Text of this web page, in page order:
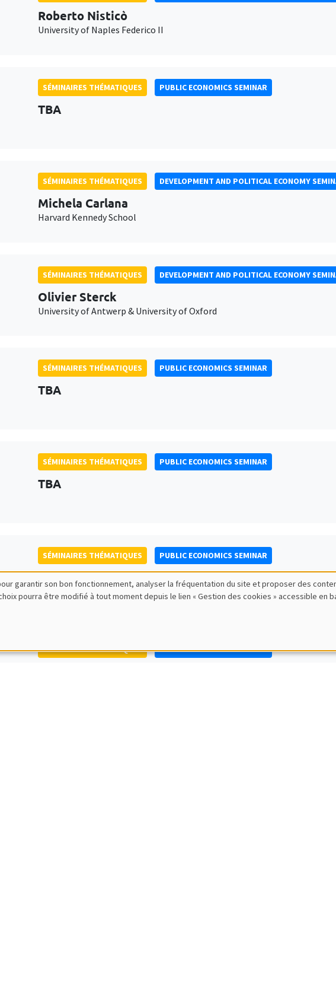
Roberto Nisticò
University of Naples Federico II
SÉMINAIRES THÉMATIQUES PUBLIC ECONOMICS SEMINAR
TBA
SÉMINAIRES THÉMATIQUES DEVELOPMENT AND POLITICAL ECONOMY
Michela Carlana
Harvard Kennedy School
SÉMINAIRES THÉMATIQUES DEVELOPMENT AND POLITICAL ECONOMY
Olivier Sterck
University of Antwerp & University of Oxford
SÉMINAIRES THÉMATIQUES PUBLIC ECONOMICS SEMINAR
TBA
SÉMINAIRES THÉMATIQUES PUBLIC ECONOMICS SEMINAR
TBA
SÉMINAIRES THÉMATIQUES PUBLIC ECONOMICS SEMINAR
TBA
SÉMINAIRES THÉMATIQUES PUBLIC ECONOMICS SEMINAR
garantir son bon fonctionnement, analyser la fréquentation du site et proposer des
pourra être modifié à tout moment depuis le lien « Gestion des cookies » accessible en